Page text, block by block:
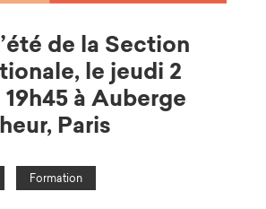
de la Section
le jeudi 2
à Auberge
Paris
Formation